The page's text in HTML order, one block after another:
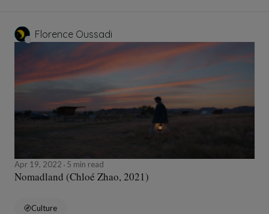
Florence Oussadi
Apr 19, 2022 5 min read
Nomadland (Chloé Zhao, 2021)
Culture